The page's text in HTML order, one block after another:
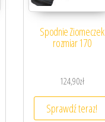
Spodnie Ziomeczek
rozmiar 170
124,90zł
Sprawdź teraz!